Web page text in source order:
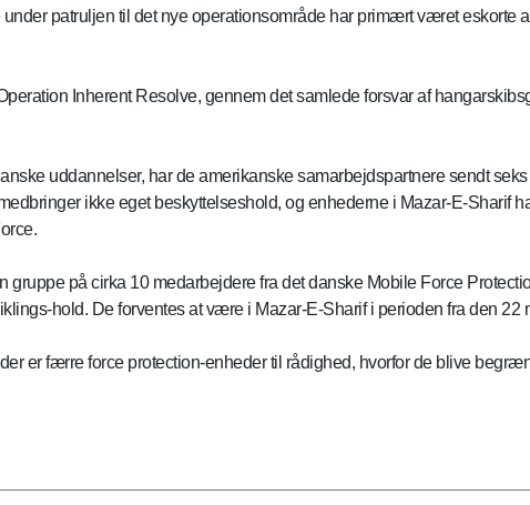
patruljen til det nye operationsområde har primært været eskorte
Inherent Resolve, gennem det samlede forsvar af
uddannelser, har de amerikanske samarbejdspartnere sendt
ikke eget beskyttelseshold, og enhederne i Mazar-E-Sharif
på cirka 10 medarbejdere fra det danske Mobile Force
hold. De forventes at være i Mazar-E-Sharif i perioden fra den 22
er færre force protection-enheder til rådighed, hvorfor de blive